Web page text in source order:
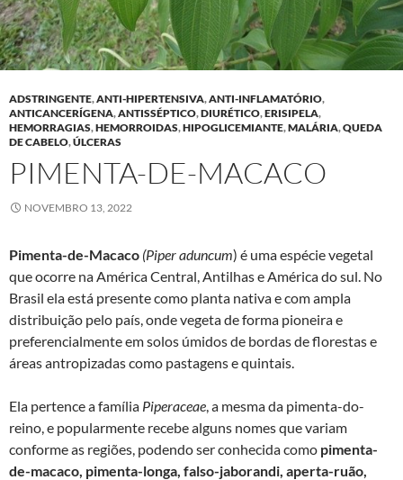
ADSTRINGENTE,ANTI-HIPERTENSIVA,ANTI-INFLAMATÓRIO,
ANTICANCERÍGENA,ANTISSÉPTICO,DIURÉTICO,ERISIPELA,
HEMORRAGIAS,HEMORROIDAS,HIPOGLICEMIANTE,MALÁRIA,QUEDA
DE CABELO,ÚLCERAS
PIMENTA-DE-MACACO
NOVEMBRO 13, 2022
Pimenta-de-Macaco (Piper aduncum) é uma espécie vegetal
que ocorre na América Central, Antilhas e América do sul. No
Brasil ela está presente como planta nativa e com ampla
distribuição pelo país, onde vegeta de forma pioneira e
preferencialmente em solos úmidos de bordas de florestas e
áreas antropizadas como pastagens e quintais.
Ela pertence a família Piperaceae , a mesma da pimenta-do-
reino, e popularmente recebe alguns nomes que variam
conforme as regiões, podendo ser conhecida como pimenta-
de-macaco, pimenta-longa, falso-jaborandi, aperta-ruão,